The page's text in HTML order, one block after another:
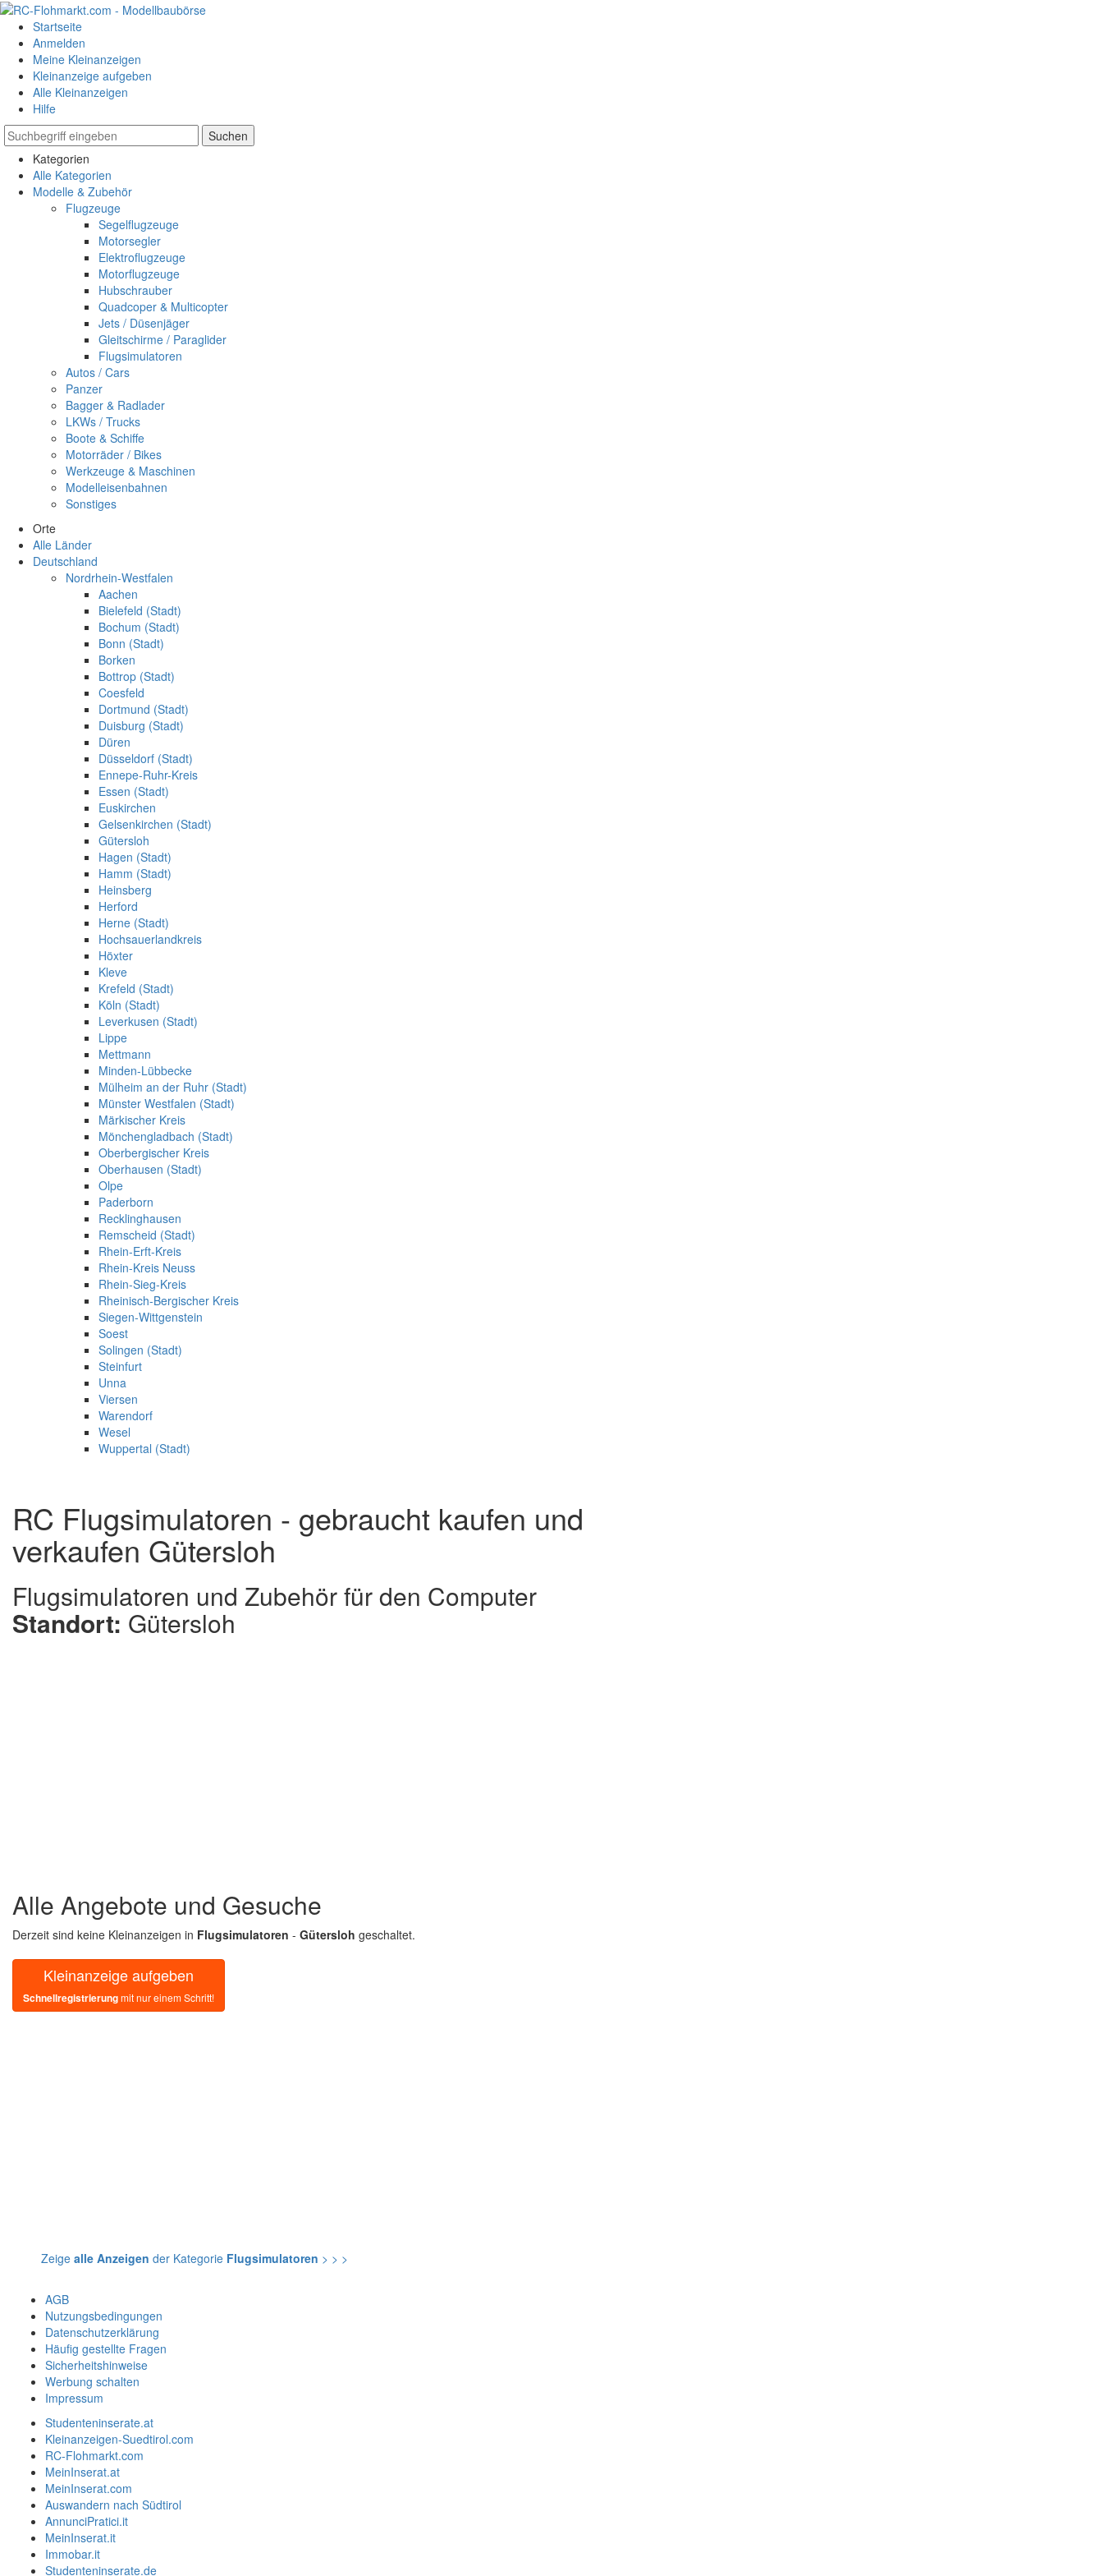
Startseite
Anmelden
Meine Kleinanzeigen
Kleinanzeige aufgeben
Alle Kleinanzeigen
Hilfe
Suchen
Kategorien
Alle Kategorien
Modelle & Zubehör
Flugzeuge
Segelflugzeuge
Motorsegler
Elektroflugzeuge
Motorflugzeuge
Hubschrauber
Quadcoper & Multicopter
Jets / Düsenjäger
Gleitschirme / Paraglider
Flugsimulatoren
Autos / Cars
Panzer
Bagger & Radlader
LKWs / Trucks
Boote & Schiffe
Motorräder / Bikes
Werkzeuge & Maschinen
Modelleisenbahnen
Sonstiges
Orte
Alle Länder
Deutschland
Nordrhein-Westfalen
Aachen
Bielefeld (Stadt)
Bochum (Stadt)
Bonn (Stadt)
Borken
Bottrop (Stadt)
Coesfeld
Dortmund (Stadt)
Duisburg (Stadt)
Düren
Düsseldorf (Stadt)
Ennepe-Ruhr-Kreis
Essen (Stadt)
Euskirchen
Gelsenkirchen (Stadt)
Gütersloh
Hagen (Stadt)
Hamm (Stadt)
Heinsberg
Herford
Herne (Stadt)
Hochsauerlandkreis
Höxter
Kleve
Krefeld (Stadt)
Köln (Stadt)
Leverkusen (Stadt)
Lippe
Mettmann
Minden-Lübbecke
Mülheim an der Ruhr (Stadt)
Münster Westfalen (Stadt)
Märkischer Kreis
Mönchengladbach (Stadt)
Oberbergischer Kreis
Oberhausen (Stadt)
Olpe
Paderborn
Recklinghausen
Remscheid (Stadt)
Rhein-Erft-Kreis
Rhein-Kreis Neuss
Rhein-Sieg-Kreis
Rheinisch-Bergischer Kreis
Siegen-Wittgenstein
Soest
Solingen (Stadt)
Steinfurt
Unna
Viersen
Warendorf
Wesel
Wuppertal (Stadt)
RC Flugsimulatoren - gebraucht kaufen und
verkaufen Gütersloh
Flugsimulatoren und Zubehör für den Computer
Standort: Gütersloh
Alle Angebote und Gesuche
Derzeit sind keine Kleinanzeigen in Flugsimulatoren - Gütersloh geschaltet.
Kleinanzeige aufgeben
Schnellregistrierungmit nur einem Schritt!
Zeige alle Anzeigen der Kategorie Flugsimulatoren > > >
AGB
Nutzungsbedingungen
Datenschutzerklärung
Häufig gestellte Fragen
Sicherheitshinweise
Werbung schalten
Impressum
Studenteninserate.at
Kleinanzeigen-Suedtirol.com
RC-Flohmarkt.com
MeinInserat.at
MeinInserat.com
Auswandern nach Südtirol
AnnunciPratici.it
MeinInserat.it
Immobar.it
Studenteninserate.de